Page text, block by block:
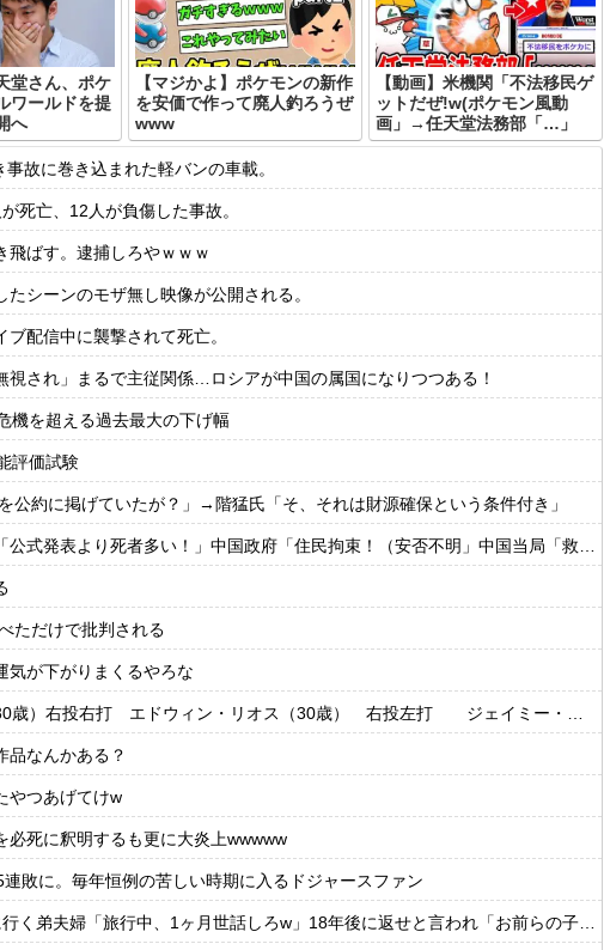
堂さん、ポケ
ワールドを提
へ
【マジかよ】ポケモンの新作
を安価で作って廃人釣ろうぜ
www
【動画】米機関「不法移民ゲ
ットだぜ!w(ポケモン風動
画」→任天堂法務部「…」
故に巻き込まれた軽バンの車載。
死亡、12人が負傷した事故。
飛ばす。逮捕しろやｗｗｗ
シーンのモザ無し映像が公開される。
配信中に襲撃されて死亡。
視され」まるで主従関係…ロシアが中国の属国になりつつある！
機を超える過去最大の下げ幅
評価試験
公約に掲げていたが？」→階猛氏「そ、それは財源確保という条件付き」
い！」中国政府「住民拘束！（安否不明」中国当局「救助隊動画も削除」台風13号「三峡ダム接近中」→
ただけで批判される
気が下がりまくるやろな
打 エドウィン・リオス（30歳） 右投左打 ジェイミー・ウェストブルック（29歳） 右投右打
なんかある？
やつあげてけw
必死に釈明するも更に大炎上wwwww
敗に。毎年恒例の苦しい時期に入るドジャースファン
「旅行中、1ヶ月世話しろw」18年後に返せと言われ「お前らの子供、捨てたよ?」「は!?」